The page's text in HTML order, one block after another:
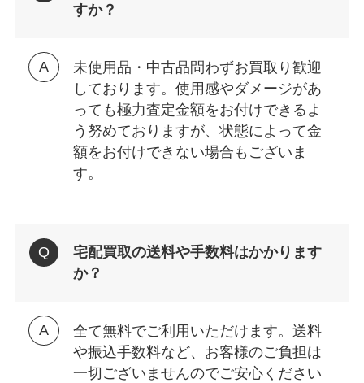
すか？
未使用品・中古品問わずお買取り歓迎
しております。使用感やダメージがあ
っても極力査定金額をお付けできるよ
う努めておりますが、状態によって金
額をお付けできない場合もございま
す。
宅配買取の送料や手数料はかかります
か？
全て無料でご利用いただけます。送料
や振込手数料など、お客様のご負担は
一切ございませんのでご安心ください